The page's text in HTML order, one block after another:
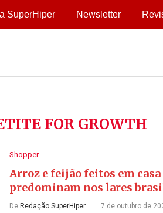
SuperHiper Newsletter
FOR GROWTH
Shopper
Arroz e feijão feitos em
predominam nos lares
De Redação SuperHiper 7 de outubro de